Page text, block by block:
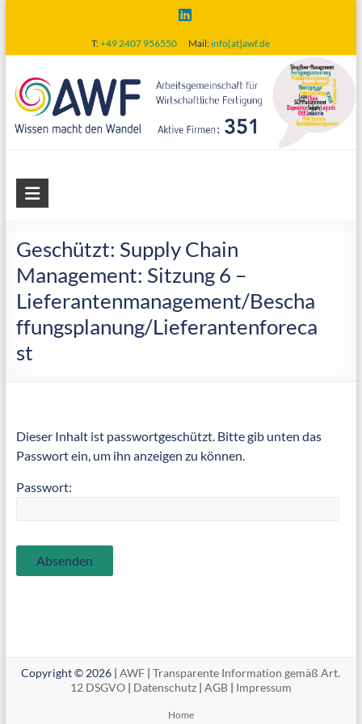
content
T:+49 2407 956550 Mail:info[at]awf.de
AWF
wirtschaftliche
Fertigung
Geschützt: Supply Chain
Management: Sitzung 6 –
Lieferantenmanagement/Bescha
ffungsplanung/Lieferantenforeca
st
Dieser Inhalt ist passwortgeschützt. Bitte gib unten das
Passwort ein, um ihn anzeigen zu können.
Passwort:
Copyright © 2026 |AWF |Transparente Information gemäß Art.
12 DSGVO| Datenschutz| AGB| Impressum
Home